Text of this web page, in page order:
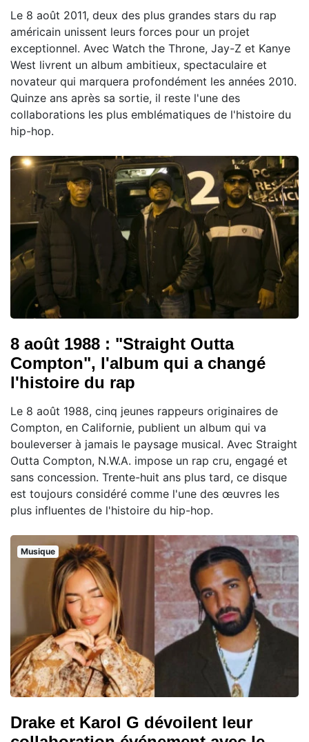
Le 8 août 2011, deux des plus grandes stars du rap
américain unissent leurs forces pour un projet
exceptionnel. Avec Watch the Throne, Jay-Z et Kanye
West livrent un album ambitieux, spectaculaire et
novateur qui marquera profondément les années 2010.
Quinze ans après sa sortie, il reste l'une des
collaborations les plus emblématiques de l'histoire du
hip-hop.
8 août 1988 : "Straight Outta
Compton", l'album qui a changé
l'histoire du rap
Le 8 août 1988, cinq jeunes rappeurs originaires de
Compton, en Californie, publient un album qui va
bouleverser à jamais le paysage musical. Avec Straight
Outta Compton, N.W.A. impose un rap cru, engagé et
sans concession. Trente-huit ans plus tard, ce disque
est toujours considéré comme l'une des œuvres les
plus influentes de l'histoire du hip-hop.
Musique
Drake et Karol G dévoilent leur